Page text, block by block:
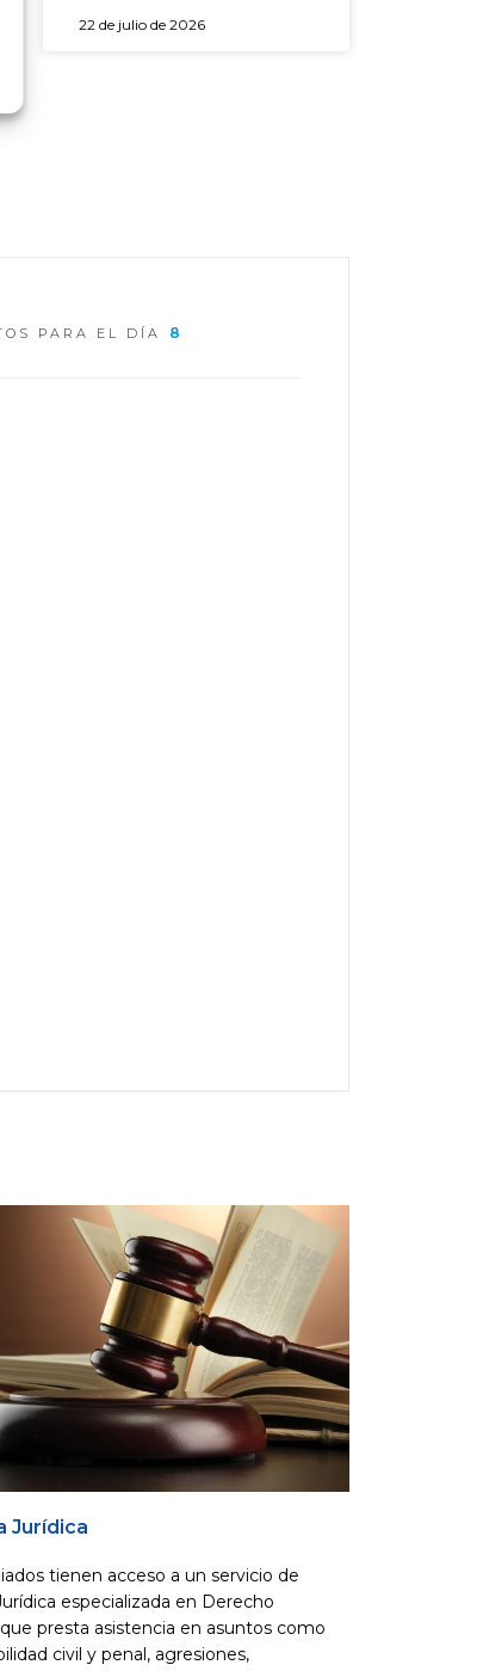
22 de julio de 2026
PARA EL DÍA 8
Jurídica
tienen acceso a un servicio de
especializada en Derecho
presta asistencia en asuntos como
civil y penal, agresiones,